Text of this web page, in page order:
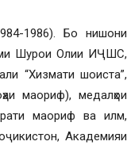
1986). Бо нишони
Шурои Олии ИҶШС,
“Хизмати шоиста”,
маориф), медалҳои
маориф ва илм,
Академияи